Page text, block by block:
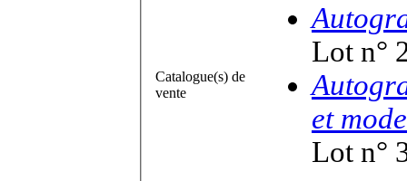
Catalogue(s) de
vente
Lot n°
et
Lot n°